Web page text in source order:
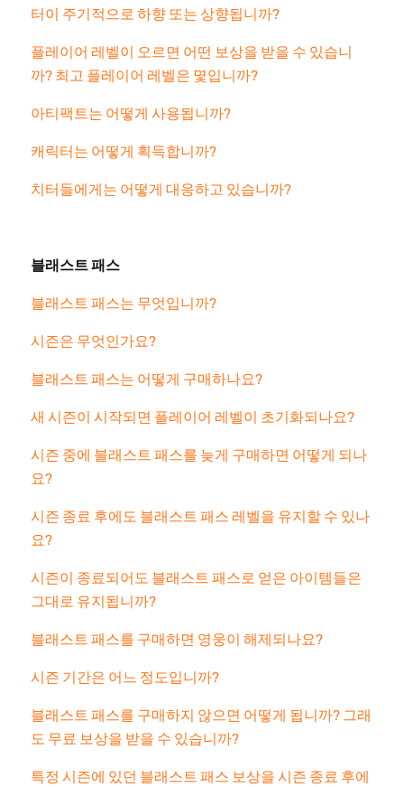
터이 주기적으로 하향 또는 상향됩니까?
플레이어 레벨이 오르면 어떤 보상을 받을 수 있습니
까? 최고 플레이어 레벨은 몇입니까?
아티팩트는 어떻게 사용됩니까?
캐릭터는 어떻게 획득합니까?
치터들에게는 어떻게 대응하고 있습니까?
블래스트 패스
블래스트 패스는 무엇입니까?
시즌은 무엇인가요?
블래스트 패스는 어떻게 구매하나요?
새 시즌이 시작되면 플레이어 레벨이 초기화되나요?
시즌 중에 블래스트 패스를 늦게 구매하면 어떻게 되나
요?
시즌 종료 후에도 블래스트 패스 레벨을 유지할 수 있나
요?
시즌이 종료되어도 블래스트 패스로 얻은 아이템들은
그대로 유지됩니까?
블래스트 패스를 구매하면 영웅이 해제되나요?
시즌 기간은 어느 정도입니까?
블래스트 패스를 구매하지 않으면 어떻게 됩니까? 그래
도 무료 보상을 받을 수 있습니까?
특정 시즌에 있던 블래스트 패스 보상을 시즌 종료 후에